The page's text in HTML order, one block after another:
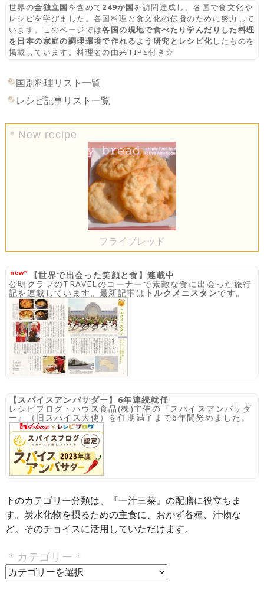
世界の全独立国を含めて249か国を訪問達成し、各国で食文化や
レシピを学びました。各国料理と食文化の伝播のために努力して
います。このページでは各国の現地で食べたり学んだりした料理
を日本の家庭の調理環境で作れるよう研究とレシピ化したものを
掲載しています。料理名の由来TIPS付き☆
国別料理リスト一覧
レシピ記事リスト一覧
＊New recipe
フライブレッド
【世界で出会った笑顔と食】連載中
公明グラフのTRAVELのコーナーで素敵な食に出会った旅行
記を連載しています。最新記事は トルクメニスタンです。
【スパイスアンバサダー】6年連続就任
レシピブログ・ハウス食品(株)主催の『スパイスアンバサダ
ー』（旧スパイス大使）を任期満了まで6年間努めました。
下のカテゴリー分類は、『一汁三菜』の配膳に役立ちま
す。炭水化物を摂るための主食に、おかず各種、汁物な
ど。そのチョイスに活用していただけます。
＊カテゴリー＊
＊